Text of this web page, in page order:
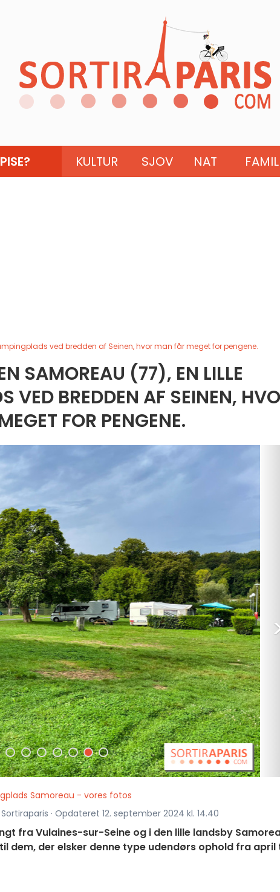
KULTUR SJOV NAT
ved bredden af Seinen, hvor man får meget for pengene.
SAMOREAU (77), EN LILLE
VED BREDDEN AF SEINEN,
FOR PENGENE.
Samoreau - vores fotos
· Opdateret 12. september 2024 kl. 14.40
fra Vulaines-sur-Seine og i den lille landsby
dem, der elsker denne type udendørs ophold fra april